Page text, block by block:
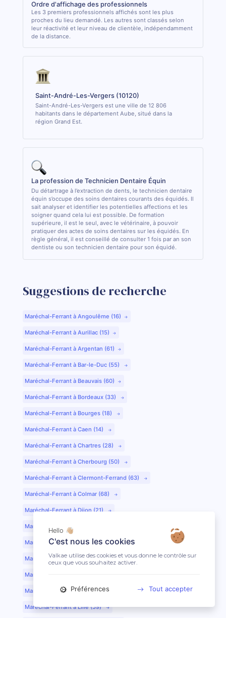
Ordre d'affichage des professionnels
Les 3 premiers professionnels affichés sont les plus
proches du lieu demandé. Les autres sont classés selon
leur réactivité et leur niveau de clientèle, indépendamment
de la distance.
Saint-André-Les-Vergers (10120)
Saint-André-Les-Vergers est une ville de 12 806
habitants dans le département Aube, situé dans la
région Grand Est.
La profession de Technicien Dentaire Équin
Du détartrage à l’extraction de dents, le technicien dentaire
équin s’occupe des soins dentaires courants des équidés. Il
sait analyser et identifier les potentielles affections et les
soigner quand cela lui est possible. De formation
supérieure, il est le seul, avec le vétérinaire, à pouvoir
pratiquer des actes de soins dentaires sur les équidés. En
règle général, il est conseillé de consulter 1 fois par an son
dentiste ou son technicien dentaire pour son équidé.
Suggestions de recherche
Maréchal-Ferrant à Angoulême (16)
Maréchal-Ferrant à Aurillac (15)
Maréchal-Ferrant à Argentan (61)
Maréchal-Ferrant à Bar-le-Duc (55)
Maréchal-Ferrant à Beauvais (60)
Maréchal-Ferrant à Bordeaux (33)
Maréchal-Ferrant à Bourges (18)
Maréchal-Ferrant à Caen (14)
Maréchal-Ferrant à Chartres (28)
Maréchal-Ferrant à Cherbourg (50)
Maréchal-Ferrant à Clermont-Ferrand (63)
Maréchal-Ferrant à Colmar (68)
Maréchal-Ferrant à Dijon (21)
Maréchal-Ferrant à Evreux (27)
Maréchal-Ferrant à Fontainebleau (77)
Maréchal-Ferrant à Grenoble (38)
Maréchal-Ferrant à Guéret (23)
Maréchal-Ferrant au Mans (72)
Maréchal-Ferrant à Lille (59)
Hello 👋🏼
C'est nous les cookies
Valkae utilise des cookies et vous donne le contrôle sur
ceux que vous souhaitez activer.
Préférences Tout accepter